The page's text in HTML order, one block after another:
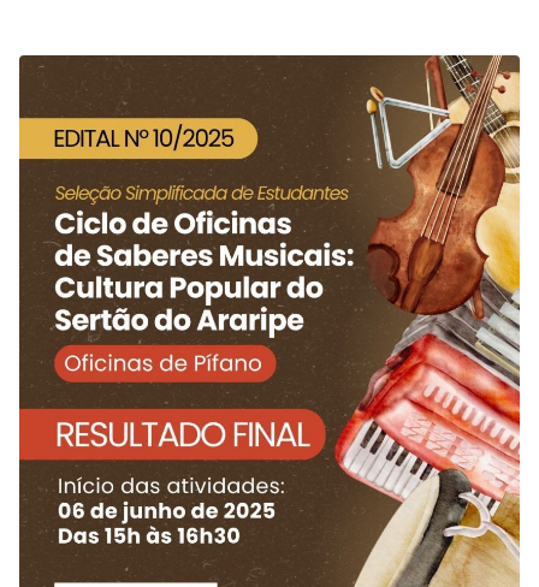
com o objetivo de valorizar a cultura local e promover o
ensino da música tradicional da região. As…